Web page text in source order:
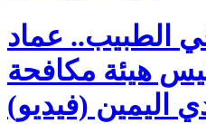
الطبيب.. عماد
هيئة مكافحة
اليمين (فيديو)